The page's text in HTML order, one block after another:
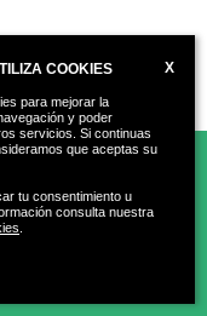
Gipuzkoa
COOKIES X
para mejorar la
y poder
servicios. Si continuas
que aceptas su
tu consentimiento u
consulta nuestra